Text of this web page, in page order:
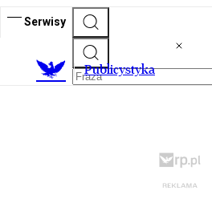
Serwisy
Publicystyka